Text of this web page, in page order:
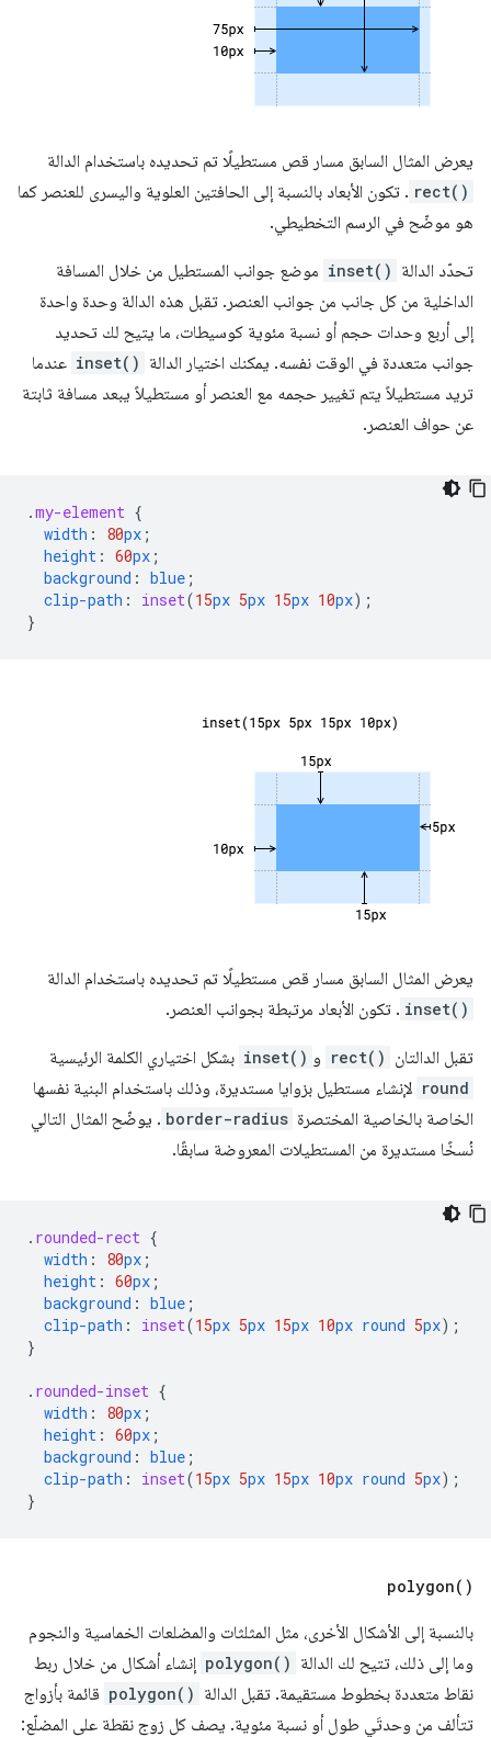
يعرض المثال السابق مسار قص مستطيلًا تم تحديده باستخدام الدالة
rect() . تكون الأبعاد بالنسبة إلى الحافتين العلوية واليسرى للعنصر كما
هو موضّح في الرسم التخطيطي.
تحدّد الدالة inset() موضع جوانب المستطيل من خلال المسافة
الداخلية من كل جانب من جوانب العنصر. تقبل هذه الدالة وحدة واحدة
إلى أربع وحدات حجم أو نسبة مئوية كوسيطات، ما يتيح لك تحديد
جوانب متعددة في الوقت نفسه. يمكنك اختيار الدالة inset() عندما
تريد مستطيلاً يتم تغيير حجمه مع العنصر أو مستطيلاً يبعد مسافة ثابتة
عن حواف العنصر.
.my-element {
width : 80px ;
height : 60px ;
background : blue ;
clip-path : inset(15px 5px 15px 10px);
}
يعرض المثال السابق مسار قص مستطيلًا تم تحديده باستخدام الدالة
inset() . تكون الأبعاد مرتبطة بجوانب العنصر.
تقبل الدالتان rect() و inset() بشكل اختياري الكلمة الرئيسية
round لإنشاء مستطيل بزوايا مستديرة، وذلك باستخدام البنية نفسها
الخاصة بالخاصية المختصرة border-radius . يوضّح المثال التالي
نُسخًا مستديرة من المستطيلات المعروضة سابقًا.
. rounded-rect {
width : 80px ;
height : 60px ;
background : blue ;
clip-path : inset(15px 5px 15px 10px round 5px);
}
. rounded-inset {
width : 80px ;
height : 60px ;
background : blue ;
clip-path : inset(15px 5px 15px 10px round 5px);
}
polygon( )
بالنسبة إلى الأشكال الأخرى، مثل المثلثات والمضلعات الخماسية والنجوم
وما إلى ذلك، تتيح لك الدالة polygon() إنشاء أشكال من خلال ربط
نقاط متعددة بخطوط مستقيمة. تقبل الدالة polygon() قائمة بأزواج
تتألف من وحدتَي طول أو نسبة مئوية. يصف كل زوج نقطة على المضلّع: